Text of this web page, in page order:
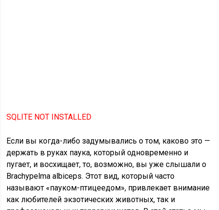
SQLITE NOT INSTALLED
Если вы когда-либо задумывались о том, каково это —
держать в руках паука, который одновременно и
пугает, и восхищает, то, возможно, вы уже слышали о
Brachypelma albiceps. Этот вид, который часто
называют «пауком-птицеедом», привлекает внимание
как любителей экзотических животных, так и